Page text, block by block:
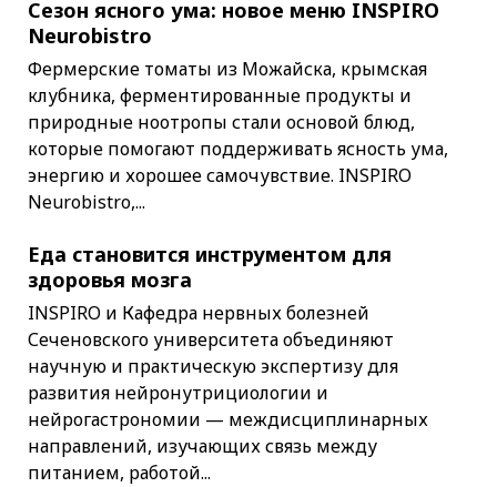
Сезон ясного ума: новое меню INSPIRO
Neurobistro
Фермерские томаты из Можайска, крымская
клубника, ферментированные продукты и
природные ноотропы стали основой блюд,
которые помогают поддерживать ясность ума,
энергию и хорошее самочувствие. INSPIRO
Neurobistro,...
Еда становится инструментом для
здоровья мозга
INSPIRO и Кафедра нервных болезней
Сеченовского университета объединяют
научную и практическую экспертизу для
развития нейронутрициологии и
нейрогастрономии — междисциплинарных
направлений, изучающих связь между
питанием, работой...